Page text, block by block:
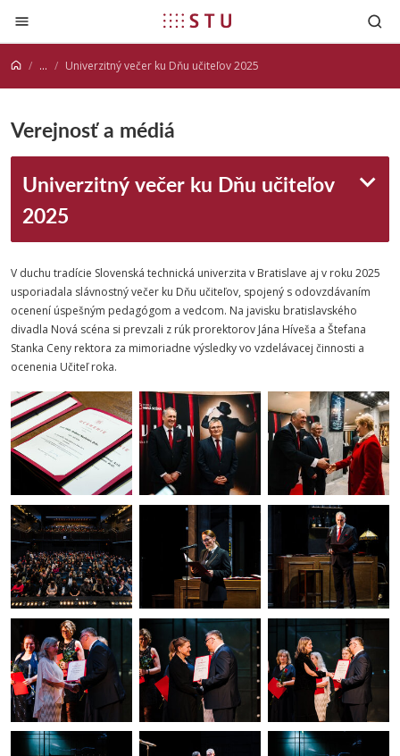
Prejsť na obsah
... Univerzitný večer ku Dňu učiteľov 2025
Verejnosť a médiá
Univerzitný večer ku Dňu učiteľov
2025
V duchu tradície Slovenská technická univerzita v Bratislave aj v roku 2025
usporiadala slávnostný večer ku Dňu učiteľov, spojený s odovzdávaním
ocenení úspešným pedagógom a vedcom. Na javisku bratislavského
divadla Nová scéna si prevzali z rúk prorektorov Jána Híveša a Štefana
Stanka Ceny rektora za mimoriadne výsledky vo vzdelávacej činnosti a
ocenenia Učiteľ roka.